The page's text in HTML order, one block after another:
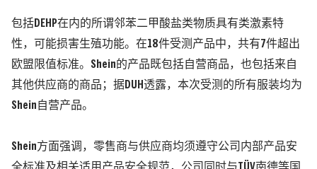
包括DEHP在内的所谓邻苯二甲酸盐类物质具有类激素特
性，可能损害生殖功能。在18件受测产品中，共有7件超出
欧盟限值标准。Shein的产品既包括自营商品，也包括来自
其他供应商的商品；据DUH透露，本次受测的所有服装均为
Shein自营产品。
Shein方面强调，零售商与供应商均须遵守公司内部产品安